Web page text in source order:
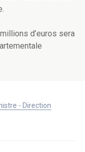
d’euros sera
- Direction